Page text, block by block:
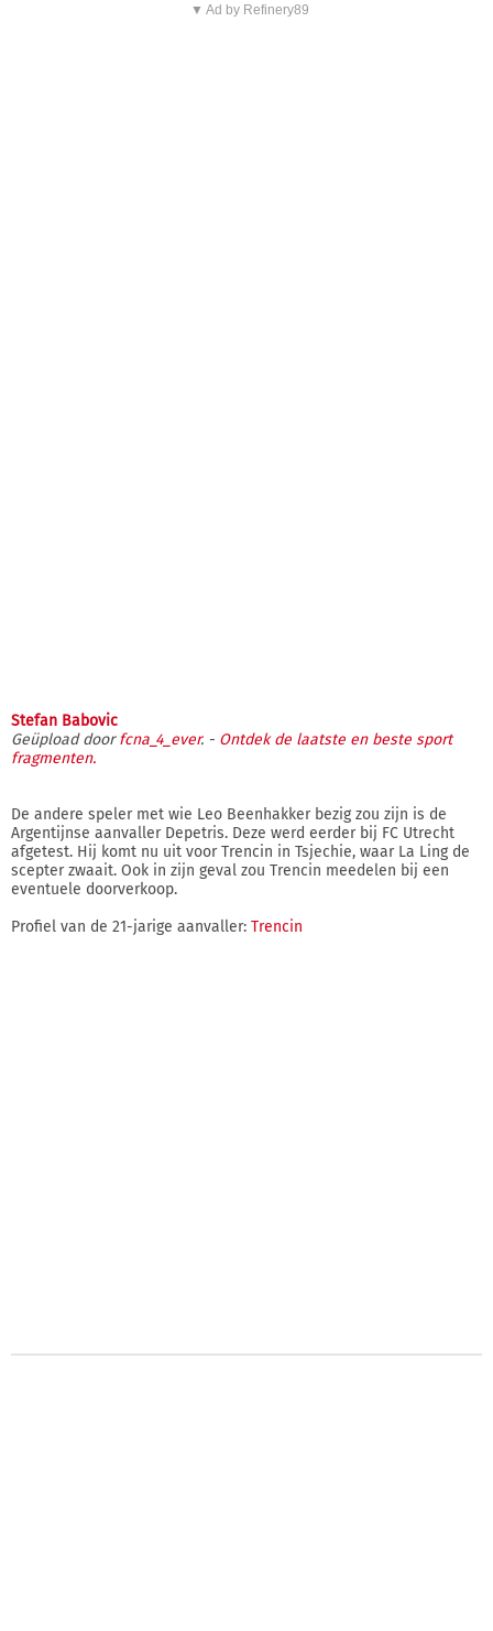
▼ Ad by Refinery89
Stefan Babovic
Geüpload doorfcna_4_ever. - Ontdek de laatste en beste sport
fragmenten.
De andere speler met wie Leo Beenhakker bezig zou zijn is de
Argentijnse aanvaller Depetris. Deze werd eerder bij FC Utrecht
afgetest. Hij komt nu uit voor Trencin in Tsjechie, waar La Ling de
scepter zwaait. Ook in zijn geval zou Trencin meedelen bij een
eventuele doorverkoop.
Profiel van de 21-jarige aanvaller: Trencin